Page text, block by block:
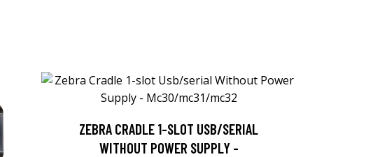
ZEBRA CRADLE 1-SLOT USB/SERIAL
WITHOUT POWER SUPPLY -